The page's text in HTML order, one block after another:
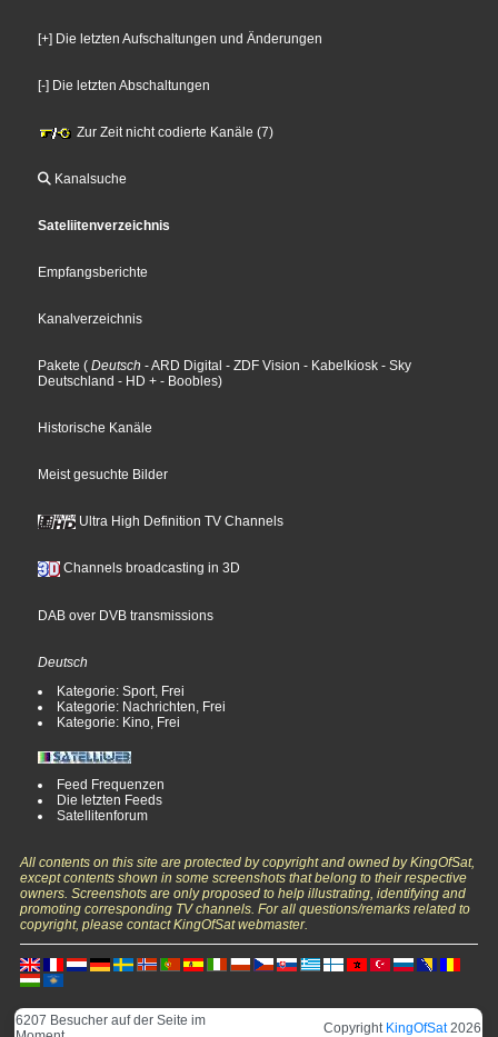
[+] Die letzten Aufschaltungen und Änderungen
[-] Die letzten Abschaltungen
Zur Zeit nicht codierte Kanäle (7)
Kanalsuche
Sateliitenverzeichnis
Empfangsberichte
Kanalverzeichnis
Pakete ( Deutsch - ARD Digital - ZDF Vision - Kabelkiosk - Sky
Deutschland - HD + - Boobles)
Historische Kanäle
Meist gesuchte Bilder
Ultra High Definition TV Channels
Channels broadcasting in 3D
DAB over DVB transmissions
Deutsch
Kategorie: Sport, Frei
Kategorie: Nachrichten, Frei
Kategorie: Kino, Frei
Feed Frequenzen
Die letzten Feeds
Satellitenforum
All contents on this site are protected by copyright and owned by KingOfSat,
except contents shown in some screenshots that belong to their respective
owners. Screenshots are only proposed to help illustrating, identifying and
promoting corresponding TV channels. For all questions/remarks related to
copyright, please contact KingOfSat webmaster.
6207 Besucher auf der Seite im
Copyright KingOfSat2026